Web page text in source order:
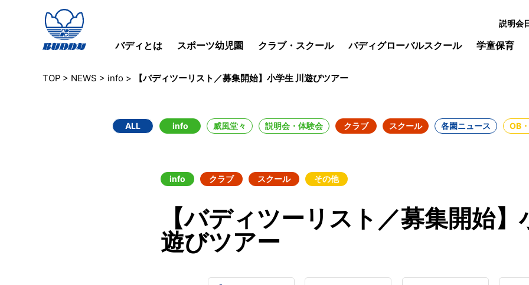
説明会
バディとは スポーツ幼児園 クラブ・スクール バディグローバルスクール 学童保育
TOP > NEWS > info > 【バディツーリスト／募集開始】小学生 川遊びツアー
ALL info 威風堂々 説明会・体験会 クラブ スクール 各園ニュース OB
info クラブ スクール その他
【バディツーリスト／募集開始】
遊びツアー